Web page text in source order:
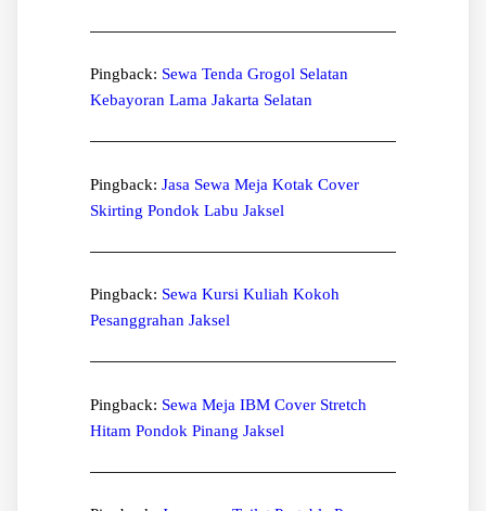
Pingback: Sewa Tenda Grogol Selatan
Kebayoran Lama Jakarta Selatan
Pingback: Jasa Sewa Meja Kotak Cover
Skirting Pondok Labu Jaksel
Pingback: Sewa Kursi Kuliah Kokoh
Pesanggrahan Jaksel
Pingback: Sewa Meja IBM Cover Stretch
Hitam Pondok Pinang Jaksel